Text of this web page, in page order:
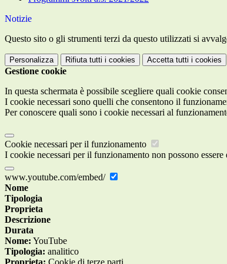
Notizie
Questo sito o gli strumenti terzi da questo utilizzati si
Personalizza Rifiuta tutti i cookies Accetta tutti i cookies
Gestione cookie
In questa schermata è possibile scegliere quali cookie
I cookie necessari sono quelli che consentono il
Per conoscere quali sono i cookie necessari al
Cookie necessari per il funzionamento
I cookie necessari per il funzionamento non possono
www.youtube.com/embed/
Nome
Tipologia
Proprieta
Descrizione
Durata
Nome: YouTube
Tipologia: analitico
Proprieta: Cookie di terze parti